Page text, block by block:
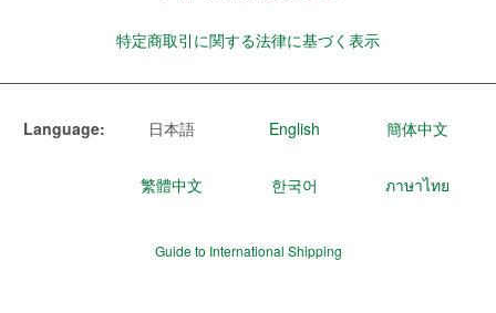
特定商取引に関する法律に基づく表示
Language: 日本語 English 簡体中文
繁體中文 한국어 ภาษาไทย
Guide to International Shipping